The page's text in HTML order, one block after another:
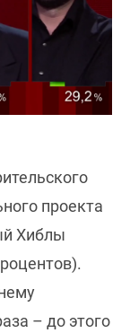
проекта
Хиблы
– до этого